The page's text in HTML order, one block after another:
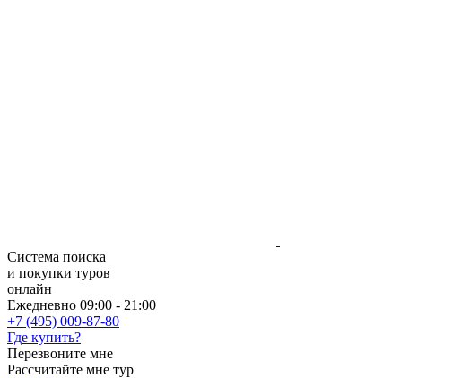
Система поиска
и покупки туров
онлайн
Ежедневно 09:00 - 21:00
+7 (495) 009-87-80
Где купить?
Перезвоните мне
Рассчитайте мне тур